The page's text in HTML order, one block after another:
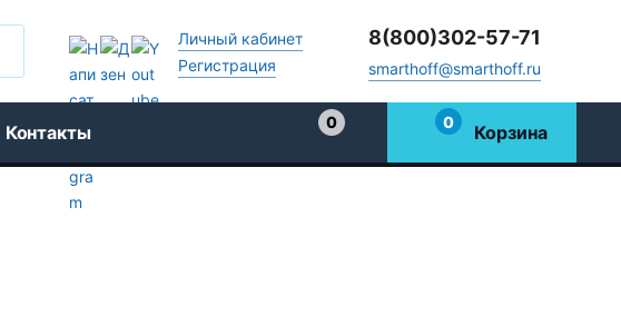
Личный кабинет
Регистрация
8(800)302-57-71
smarthoff@smarthoff.ru
Контакты
0
0 Корзина